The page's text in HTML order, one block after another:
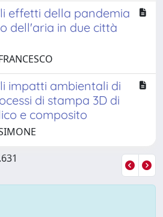
effetti della pandemia
dell'aria in due città
impatti ambientali di
di stampa 3D di
e composito